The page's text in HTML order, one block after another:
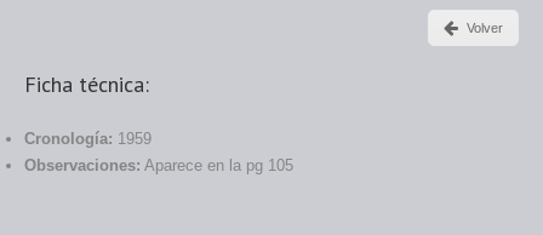
Volver
Ficha técnica:
Cronología: 1959
Observaciones: Aparece en la pg 105